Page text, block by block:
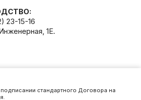
стандартного Договора на
23-15-16
1Е.
Разработано вWEBCETERA